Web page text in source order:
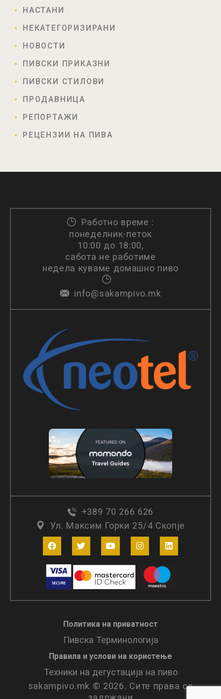
НАСТАНИ
НЕКАТЕГОРИЗИРАНИ
НОВОСТИ
ПИВСКИ ПРИКАЗНИ
ПИВСКИ СТИЛОВИ
ПРОДАВНИЦА
РЕПОРТАЖИ
РЕЦЕНЗИИ НА ПИВА
Работно време :
понеделник-петок
10:00 до 18:00,
сабота не работиме
недела куваме домашно пиво
info@sakampivo.mk
+389 70 266 626
Ул. Максим Горки 25/4 Скопје
Политика на приватност
Пивска Терминологија
Правила и услови нa користење
Техники на дегустација на пиво
sakampivo.mk © 2026. Сите права се